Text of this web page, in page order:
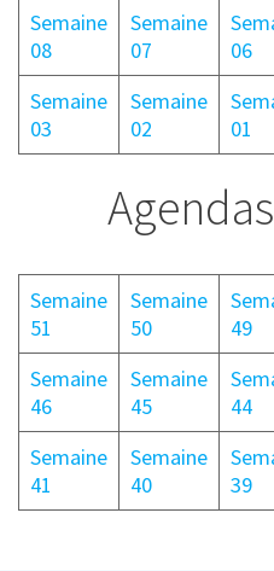
Semaine
08
Semaine
07
06
Semaine
03
Semaine
02
01
Semaine
51
Semaine
50
49
Semaine
46
Semaine
45
44
Semaine
41
Semaine
40
39